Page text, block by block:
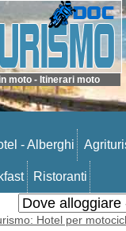
moto - Itinerari moto
- Alberghi
Ristoranti
Hotel per